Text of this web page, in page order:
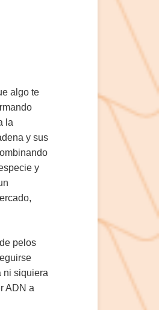
algo te
la
y sus
y
pelos
ni siquiera
ADN a